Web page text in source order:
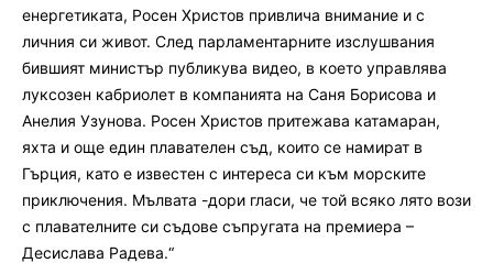
енергетиката, Росен Христов привлича внимание и с
личния си живот. След парламентарните изслушвания
бившият министър публикува видео, в което управлява
луксозен кабриолет в компанията на Саня Борисова и
Анелия Узунова. Росен Христов притежава катамаран,
яхта и още един плавателен съд, които се намират в
Гърция, като е известен с интереса си към морските
приключения. Мълвата -дори гласи, че той всяко лято вози
с плавателните си съдове съпругата на премиера –
Десислава Радева.“